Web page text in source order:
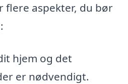
flere aspekter, du bør
hjem og det
er nødvendigt.